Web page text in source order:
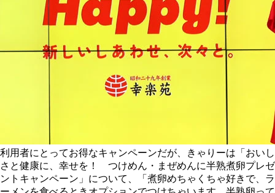
利用者にとってお得なキャンペーンだが、きゃりーは「おいし
さと健康に、幸せを！ つけめん・まぜめんに半熟煮卵プレゼ
ントキャンペーン」について、「煮卵めちゃくちゃ好きで、ラ